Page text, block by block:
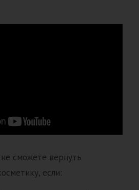
сможете вернуть
если: